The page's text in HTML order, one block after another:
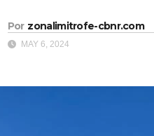
Por zonalimitrofe-cbnr.com
MAY 6, 2024